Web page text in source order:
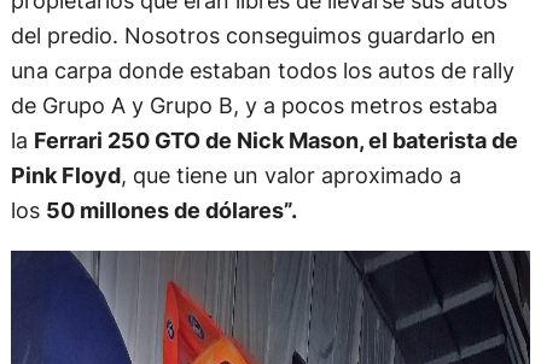
del predio. Nosotros conseguimos guardarlo en
una carpa donde estaban todos los autos de rally
de Grupo A y Grupo B, y a pocos metros estaba
la Ferrari 250 GTO de Nick Mason, el baterista de
Pink Floyd, que tiene un valor aproximado a
los 50 millones de dólares”.